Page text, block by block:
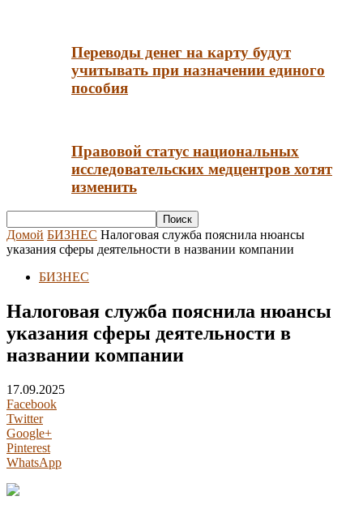
Переводы денег на карту будут
учитывать при назначении единого
пособия
Правовой статус национальных
исследовательских медцентров хотят
изменить
Домой БИЗНЕС Налоговая служба пояснила нюансы
указания сферы деятельности в названии компании
БИЗНЕС
Налоговая служба пояснила нюансы
указания сферы деятельности в
названии компании
17.09.2025
Facebook
Twitter
Google+
Pinterest
WhatsApp